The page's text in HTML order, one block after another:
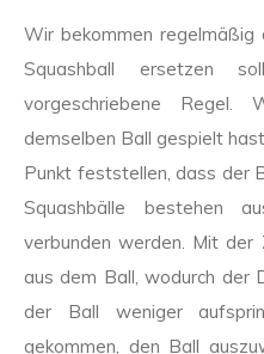
Wir bekommen
Squashball ersetzen
vorgeschriebene
demselben Ball gespielt
Punkt feststellen, dass der
Squashbälle bestehen
verbunden werden. Mit
aus dem Ball, wodurch der
der Ball weniger
gekommen, den Ball